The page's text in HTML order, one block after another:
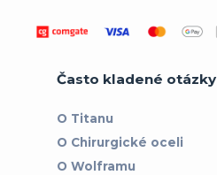
Často kladené otázky
O Titanu
O Chirurgické oceli
O Wolframu